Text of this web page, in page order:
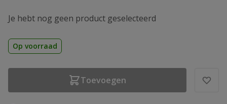
Je hebt nog geen product geselecteerd
Op voorraad
Toevoegen